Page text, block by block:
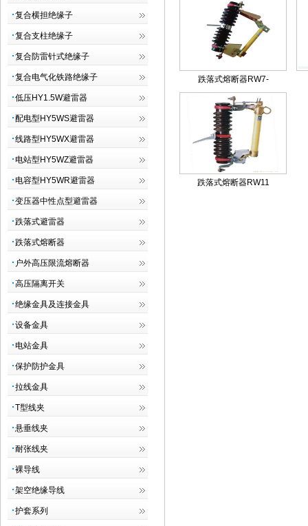
复合横担绝缘子
复合支柱绝缘子
复合防雷针式绝缘子
复合电气化铁路绝缘子
低压HY1.5W避雷器
配电型HY5WS避雷器
线路型HY5WX避雷器
电站型HY5WZ避雷器
电容型HY5WR避雷器
变压器中性点型避雷器
跌落式避雷器
跌落式熔断器
户外高压限流熔断器
高压隔离开关
绝缘金具及连接金具
设备金具
电站金具
保护防护金具
拉线金具
T型线夹
悬垂线夹
耐张线夹
裸导线
架空绝缘导线
护套系列
跌落式熔断器RW7-
跌落式熔断器RW11